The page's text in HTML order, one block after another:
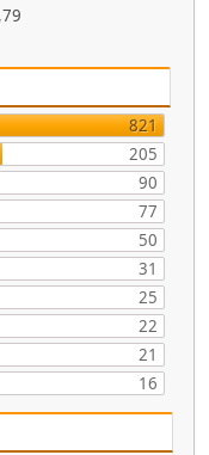
821
205
90
77
50
31
25
22
21
16